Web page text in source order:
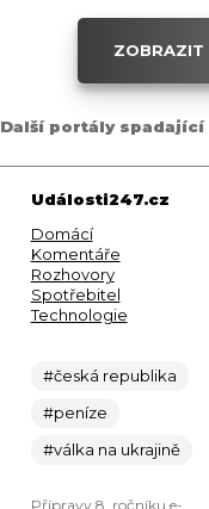
ZOBRAZIT
Další portály
Události247.cz
Domácí
Komentáře
Rozhovory
Spotřebitel
Technologie
#česká republika
#peníze
#válka na ukrajině
Přípravy 8. ročníku e-